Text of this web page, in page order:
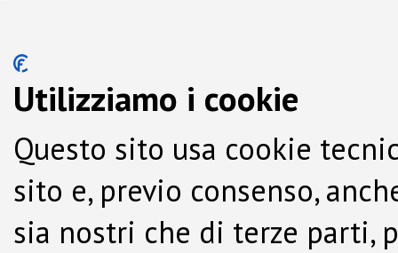
Utilizziamo i cookie
Questo sito usa cookie
sito e, previo consenso,
sia nostri che di terze parti,